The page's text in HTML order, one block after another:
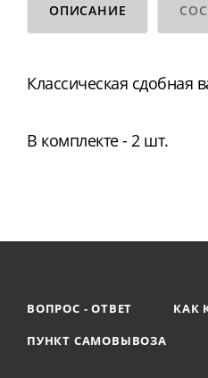
ОПИСАНИЕ
Классическая сдобная
В комплекте - 2 шт.
ВОПРОС - ОТВЕТ КАК
ПУНКТ САМОВЫВОЗА